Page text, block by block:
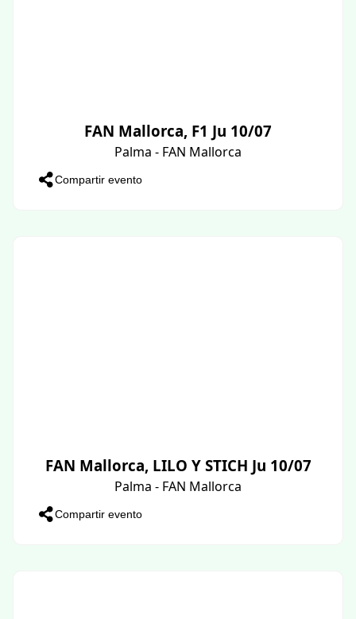
FAN Mallorca, F1 Ju 10/07
Palma - FAN Mallorca
Compartir evento
FAN Mallorca, LILO Y STICH Ju 10/07
Palma - FAN Mallorca
Compartir evento